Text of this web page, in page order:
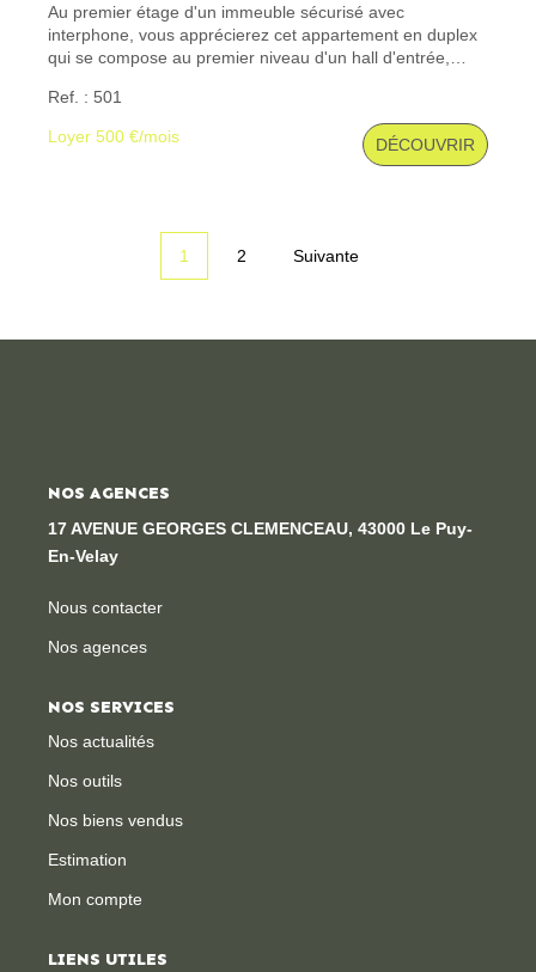
Au premier étage d'un immeuble sécurisé avec
interphone, vous apprécierez cet appartement en duplex
qui se compose au premier niveau d'un hall d'entrée,
escalier accédant au 2ème niveau avec deux chambres,
d'une salle de bains, d'un wc et d'une buanderie. Un
garage spacieux pour deux véhicules. Les informations
sur les risques auxquels ce bien est exposé sont
Ref. : 501
Loyer 500 €/mois DÉCOUVRIR
1 2 Suivante
NOS AGENCES
17 AVENUE GEORGES CLEMENCEAU, 43000 Le Puy-
En-Velay
Nous contacter
Nos agences
NOS SERVICES
Nos actualités
Nos outils
Nos biens vendus
Estimation
Mon compte
LIENS UTILES